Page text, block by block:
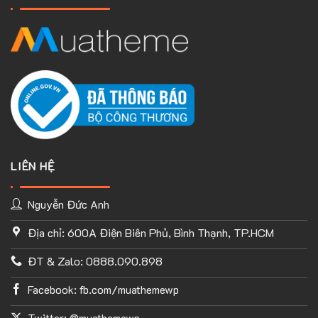
TÙY CHỈNH WEBSITE THEO PHONG CÁCH CỦA BẠN
Với thư viện ứng dụng khổng lồ và UX Builder, bạn có thể tự
tay thiết kế website của mình tùy ý mà không cần đến khả
năng coding. Chỉ cần hình dung ra ý tưởng của mình và
LIÊN HỆ
Nguyễn Đức Anh
Địa chỉ: 600A Điện Biên Phủ, Bình Thạnh, TP.HCM
ĐT & Zalo: 0888.090.898
Facebook: fb.com/muathemewp